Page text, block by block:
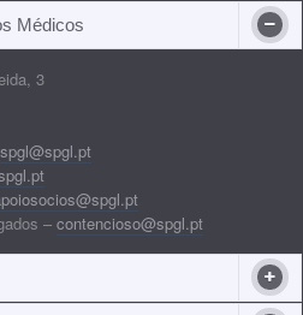
Médicos
3
spgl@spgl.pt
– contencioso@spgl.pt